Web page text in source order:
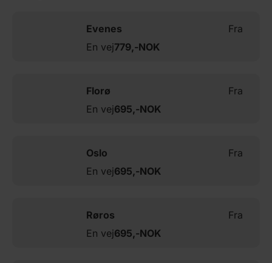
Evenes
Fra
En vej779,-NOK
Florø
Fra
En vej695,-NOK
Oslo
Fra
En vej695,-NOK
Røros
Fra
En vej695,-NOK